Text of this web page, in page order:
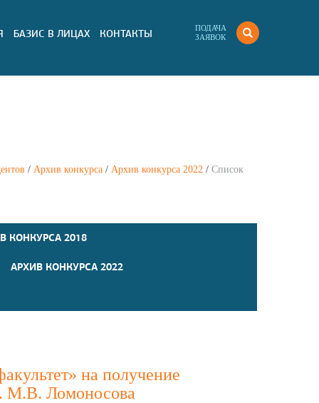
ПОДАЧА
ЗАЯВОК
БАЗИС В ЛИЦАХ КОНТАКТЫ
/ Архив конкурсa / Архив конкурса 2022 / Список
КОНКУРСА 2018
АРХИВ КОНКУРСА 2022
на получение
М.В. Ломоносова